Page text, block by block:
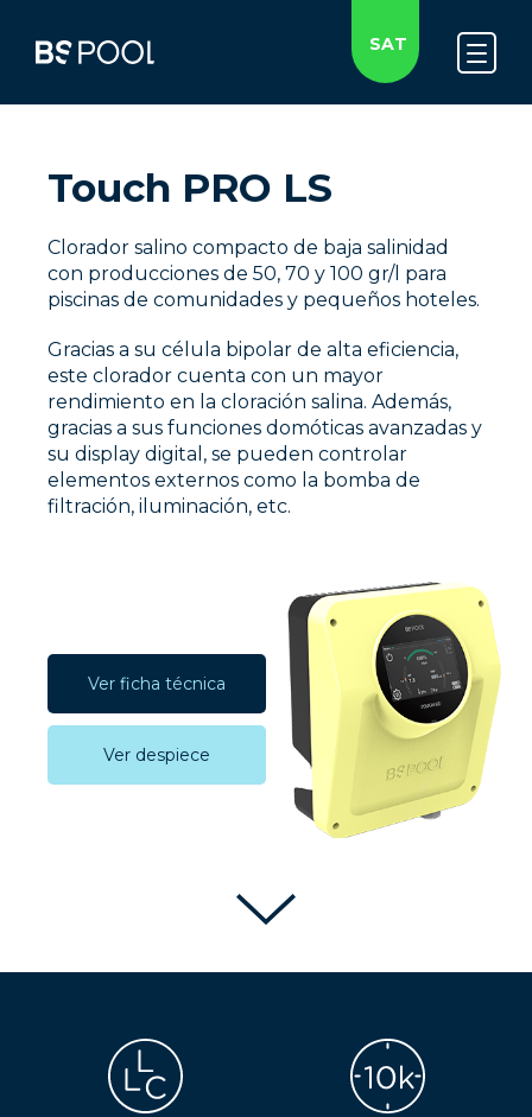
SAT
Touch PRO LS
Clorador salino compacto de baja salinidad
con producciones de 50, 70 y 100 gr/l para
piscinas de comunidades y pequeños hoteles.
Gracias a su célula bipolar de alta eficiencia,
este clorador cuenta con un mayor
rendimiento en la cloración salina. Además,
gracias a sus funciones domóticas avanzadas y
su display digital, se pueden controlar
elementos externos como la bomba de
filtración, iluminación, etc.
Ver ficha técnica
Ver despiece